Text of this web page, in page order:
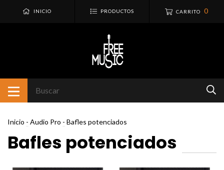
INICIO PRODUCTOS CARRITO 0
Inicio - Audio Pro - Bafles potenciados
Bafles potenciados